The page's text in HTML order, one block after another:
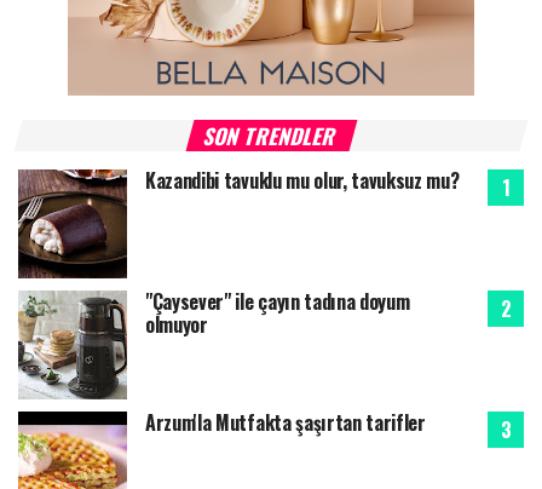
SON TRENDLER
Kazandibi tavuklu mu olur, tavuksuz mu?
"Çaysever" ile çayın tadına doyum
olmuyor
Arzum'la Mutfakta şaşırtan tarifler